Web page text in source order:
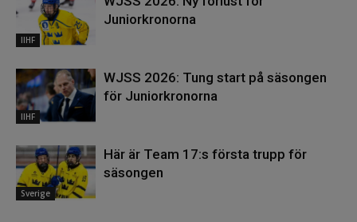
IIHF
Juniorkronorna
IIHF
WJSS 2026: Tung start på säsongen
för Juniorkronorna
Sverige
Här är Team 17:s första trupp för
säsongen